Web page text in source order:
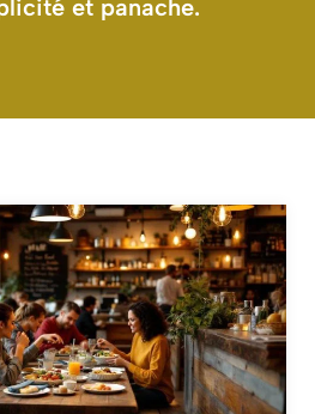
et panache.